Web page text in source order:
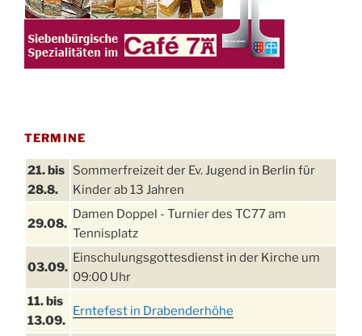
TERMINE
21. bis
28.8.
Sommerfreizeit der Ev. Jugend in Berlin für
Kinder ab 13 Jahren
29.08.
Damen Doppel - Turnier des TC77 am
Tennisplatz
03.09.
Einschulungsgottesdienst in der Kirche um
09:00 Uhr
11. bis
13.09.
Erntefest in Drabenderhöhe